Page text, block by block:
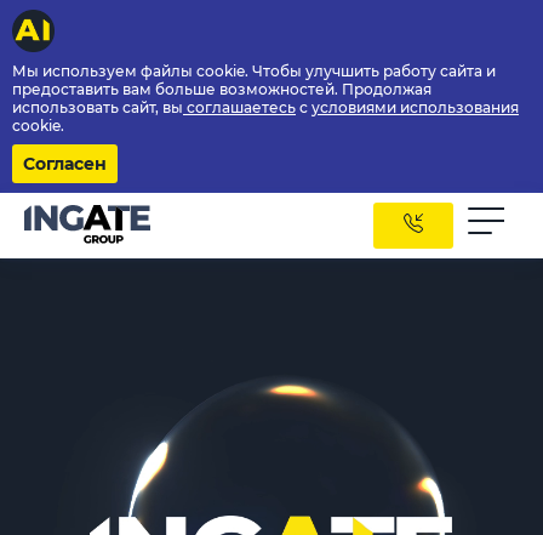
Мы используем файлы cookie. Чтобы улучшить работу сайта и
предоставить вам больше возможностей. Продолжая
использовать сайт, вы соглашаетесь с условиями использования
cookie.
Согласен